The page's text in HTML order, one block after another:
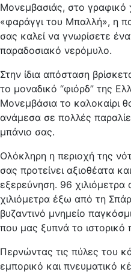
Μονεμβασιάς, στο γραφικό
«φαράγγι του Μπαλλή», η
σας καλεί να γνωρίσετε
παραδοσιακό νερόμυλο.
Στην ίδια απόσταση
το μοναδικό “φιόρδ” της
Μονεμβάσια το καλοκαίρι
ανάμεσα σε πολλές
μπάνιο σας.
Ολόκληρη η περιοχή της
σας προτείνει αξιοθέατα
εξερεύνηση. 96
χιλιόμετρα έξω από τη
βυζαντινό μνημείο
που μας ξυπνά το ιστορικό
Περνώντας τις πύλες του
εμπορικό και πνευματικό